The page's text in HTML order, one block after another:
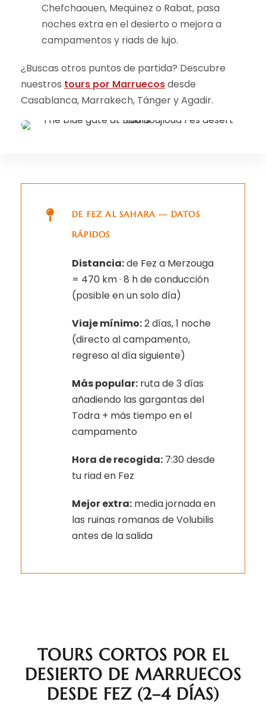
Chefchaouen, Mequinez o Rabat, pasa
noches extra en el desierto o mejora a
campamentos y riads de lujo.
¿Buscas otros puntos de partida? Descubre
nuestros tours por Marruecosdesde
Casablanca, Marrakech, Tánger y Agadir.
DE FEZ AL SAHARA — DATOS
RÁPIDOS
Distancia:de Fez a Merzouga
= 470 km · 8 h de conducción
(posible en un solo día)
Viaje mínimo:2 días, 1 noche
(directo al campamento,
regreso al día siguiente)
Más popular: ruta de 3 días
añadiendo las gargantas del
Todra + más tiempo en el
campamento
Hora de recogida: 7:30 desde
tu riad en Fez
Mejor extra: media jornada en
las ruinas romanas de Volubilis
antes de la salida
TOURS CORTOS POR EL
DESIERTO DE MARRUECOS
DESDE FEZ (2–4 DÍAS)